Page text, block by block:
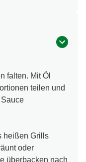
falten. Mit Öl
teilen und
heißen Grills
oder
überbacken nach